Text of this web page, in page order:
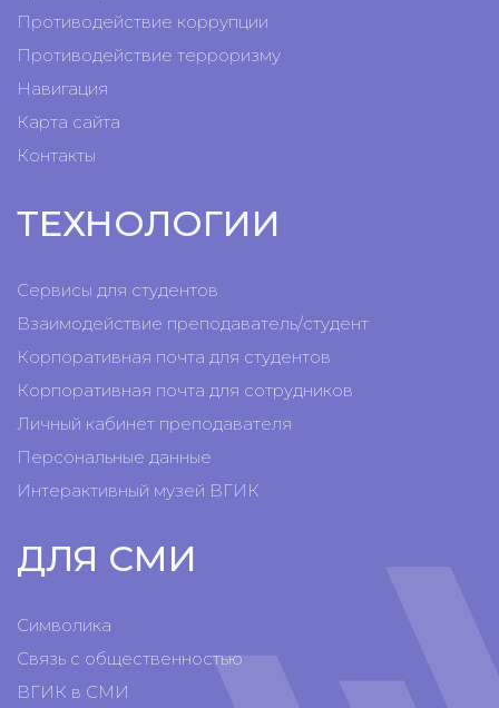
Противодействие коррупции
Противодействие терроризму
Навигация
Карта сайта
Контакты
ТЕХНОЛОГИИ
Сервисы для студентов
Взаимодействие преподаватель/студент
Корпоративная почта для студентов
Корпоративная почта для сотрудников
Личный кабинет преподавателя
Персональные данные
Интерактивный музей ВГИК
ДЛЯ СМИ
Символика
Связь с общественностью
ВГИК в СМИ